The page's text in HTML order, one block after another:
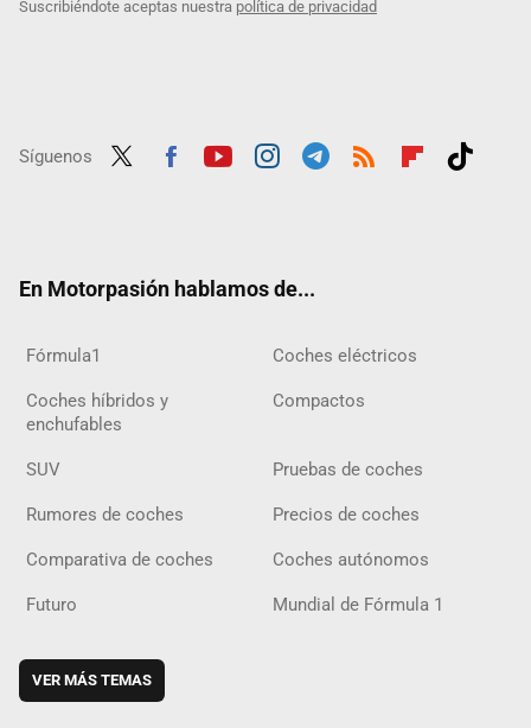
Suscribiéndote aceptas nuestra política de privacidad
Síguenos
En Motorpasión hablamos de...
Fórmula1 Coches eléctricos
Coches híbridos y
enchufables
Compactos
SUV Pruebas de coches
Rumores de coches Precios de coches
Comparativa de coches Coches autónomos
Futuro Mundial de Fórmula 1
VER MÁS TEMAS